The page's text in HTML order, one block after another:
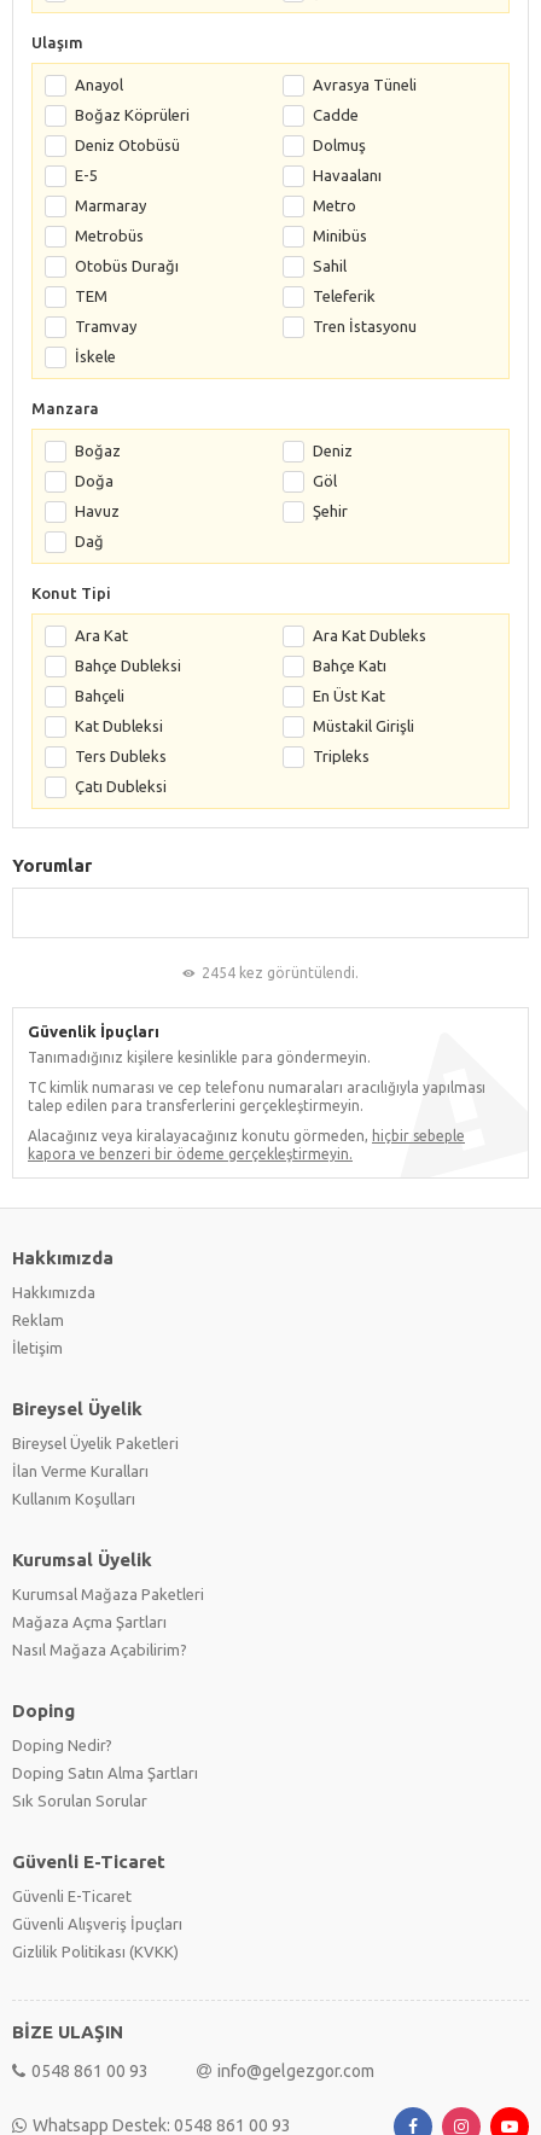
Ulaşım
Anayol
Avrasya Tüneli
Boğaz Köprüleri
Cadde
Deniz Otobüsü
Dolmuş
E-5
Havaalanı
Marmaray
Metro
Metrobüs
Minibüs
Otobüs Durağı
Sahil
TEM
Teleferik
Tramvay
Tren İstasyonu
İskele
Manzara
Boğaz
Deniz
Doğa
Göl
Havuz
Şehir
Dağ
Konut Tipi
Ara Kat
Ara Kat Dubleks
Bahçe Dubleksi
Bahçe Katı
Bahçeli
En Üst Kat
Kat Dubleksi
Müstakil Girişli
Ters Dubleks
Tripleks
Çatı Dubleksi
Yorumlar
2454 kez görüntülendi.
Güvenlik İpuçları
Tanımadığınız kişilere kesinlikle para göndermeyin.
TC kimlik numarası ve cep telefonu numaraları aracılığıyla yapılması
talep edilen para transferlerini gerçekleştirmeyin.
Alacağınız veya kiralayacağınız konutu görmeden, hiçbir sebeple
kapora ve benzeri bir ödeme gerçekleştirmeyin.
Hakkımızda
Hakkımızda
Reklam
İletişim
Bireysel Üyelik
Bireysel Üyelik Paketleri
İlan Verme Kuralları
Kullanım Koşulları
Kurumsal Üyelik
Kurumsal Mağaza Paketleri
Mağaza Açma Şartları
Nasıl Mağaza Açabilirim?
Doping
Doping Nedir?
Doping Satın Alma Şartları
Sık Sorulan Sorular
Güvenli E-Ticaret
Güvenli E-Ticaret
Güvenli Alışveriş İpuçları
Gizlilik Politikası (KVKK)
BİZE ULAŞIN
0548 861 00 93 info@gelgezgor.com
Whatsapp Destek: 0548 861 00 93